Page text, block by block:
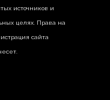
источников и
целях. Права на
сайта